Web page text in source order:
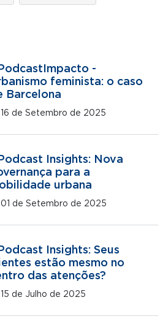
-
feminista: o caso
Barcelona
16 de Setembro de 2025
Insights: Nova
para a
urbana
01 de Setembro de 2025
Insights: Seus
estão mesmo no
das atenções?
15 de Julho de 2025